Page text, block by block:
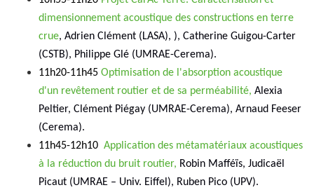
dimensionnement acoustique des constructions en terre
crue, Adrien Clément (LASA), ), Catherine Guigou-Carter
(CSTB), Philippe Glé (UMRAE-Cerema).
11h20-11h45 Optimisation de l'absorption acoustique
d'un revêtement routier et de sa perméabilité, Alexia
Peltier, Clément Piégay (UMRAE-Cerema), Arnaud Feeser
(Cerema).
11h45-12h10 Application des métamatériaux acoustiques
à la réduction du bruit routier, Robin Mafféïs, Judicaël
Picaut (UMRAE – Univ. Eiffel), Ruben Pico (UPV).